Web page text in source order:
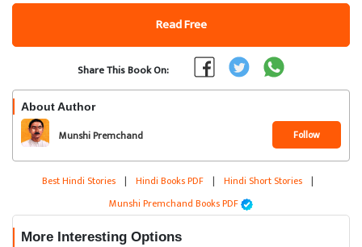
Read Free
Share This Book On:
About Author
Munshi Premchand Follow
Best Hindi Stories | Hindi Books PDF | Hindi Short Stories |
Munshi Premchand Books PDF
More Interesting Options